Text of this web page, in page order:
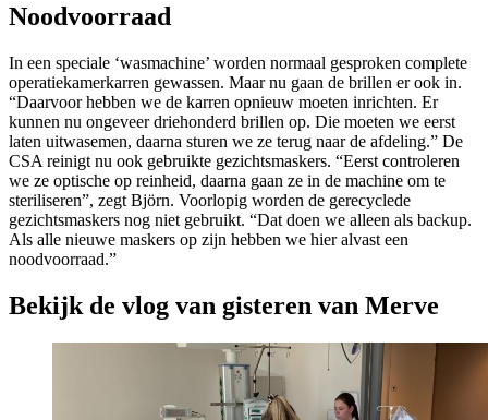
Noodvoorraad
In een speciale ‘wasmachine’ worden normaal gesproken complete
operatiekamerkarren gewassen. Maar nu gaan de brillen er ook in.
“Daarvoor hebben we de karren opnieuw moeten inrichten. Er
kunnen nu ongeveer driehonderd brillen op. Die moeten we eerst
laten uitwasemen, daarna sturen we ze terug naar de afdeling.” De
CSA reinigt nu ook gebruikte gezichtsmaskers. “Eerst controleren
we ze optische op reinheid, daarna gaan ze in de machine om te
steriliseren”, zegt Björn. Voorlopig worden de gerecyclede
gezichtsmaskers nog niet gebruikt. “Dat doen we alleen als backup.
Als alle nieuwe maskers op zijn hebben we hier alvast een
noodvoorraad.”
Bekijk de vlog van gisteren van Merve